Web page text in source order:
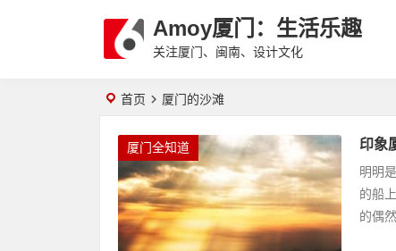
Amoy厦门：生活乐趣
关注厦门、闽南、设计文化
首页 厦门的沙滩
厦门全知道 印象
明明
的船
的偶